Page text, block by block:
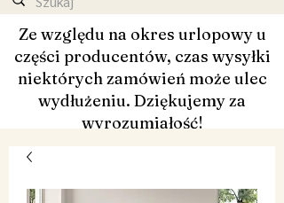
Ze względu na okres urlopowy u
części producentów, czas wysyłki
niektórych zamówień może ulec
wydłużeniu. Dziękujemy za
wyrozumiałość!